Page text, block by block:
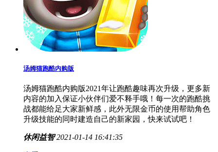
汤姆猫跑酷内购版